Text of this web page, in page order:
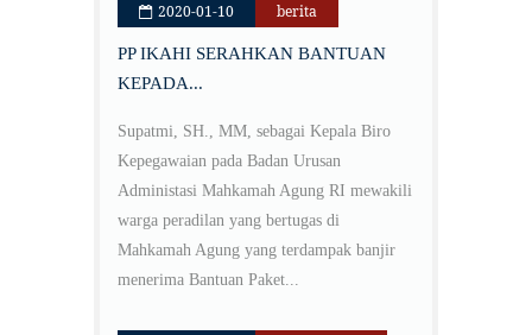
2020-01-10 berita
PP IKAHI SERAHKAN BANTUAN
KEPADA...
Supatmi, SH., MM, sebagai Kepala Biro
Kepegawaian pada Badan Urusan
Administasi Mahkamah Agung RI mewakili
warga peradilan yang bertugas di
Mahkamah Agung yang terdampak banjir
menerima Bantuan Paket...